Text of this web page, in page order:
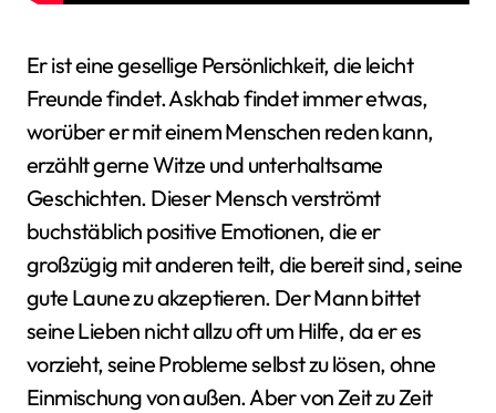
Er ist eine gesellige Persönlichkeit, die leicht
Freunde findet. Askhab findet immer etwas,
worüber er mit einem Menschen reden kann,
erzählt gerne Witze und unterhaltsame
Geschichten. Dieser Mensch verströmt
buchstäblich positive Emotionen, die er
großzügig mit anderen teilt, die bereit sind, seine
gute Laune zu akzeptieren. Der Mann bittet
seine Lieben nicht allzu oft um Hilfe, da er es
vorzieht, seine Probleme selbst zu lösen, ohne
Einmischung von außen. Aber von Zeit zu Zeit